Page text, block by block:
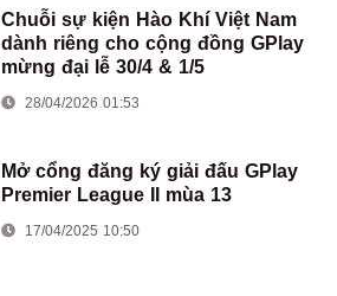
Chuỗi sự kiện Hào Khí Việt Nam
dành riêng cho cộng đồng GPlay
mừng đại lễ 30/4 & 1/5
28/04/2026 01:53
Mở cổng đăng ký giải đấu GPlay
Premier League II mùa 13
17/04/2025 10:50